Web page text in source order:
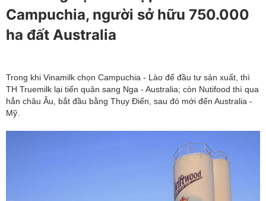
Campuchia, người sở hữu 750.000
ha đất Australia
Trong khi Vinamilk chọn Campuchia - Lào để đầu tư sản xuất, thì
TH Truemilk lại tiến quân sang Nga - Australia; còn Nutifood thì qua
hẳn châu Âu, bắt đầu bằng Thụy Điển, sau đó mới đến Australia -
Mỹ.